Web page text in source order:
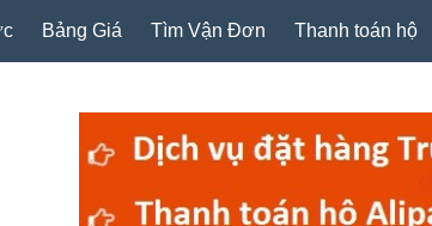
Bảng Giá Tìm Vận Đơn Thanh toán hộ